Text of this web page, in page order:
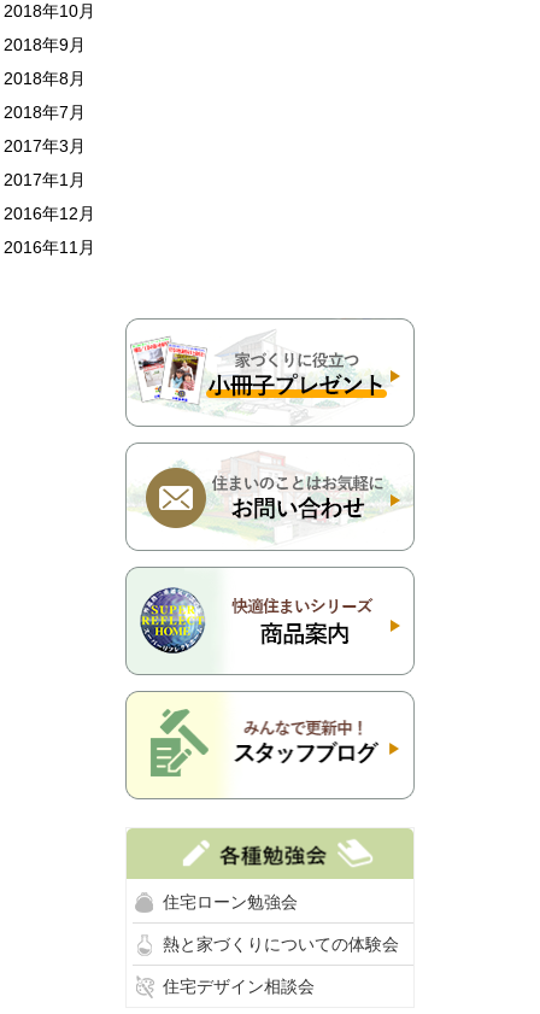
2018年10月
2018年9月
2018年8月
2018年7月
2017年3月
2017年1月
2016年12月
2016年11月
住宅ローン勉強会
熱と家づくりについての体験会
住宅デザイン相談会